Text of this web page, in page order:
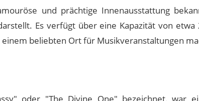
und prächtige Innenausstattung
Es verfügt über eine Kapazität von
beliebten Ort für Musikveranstaltungen